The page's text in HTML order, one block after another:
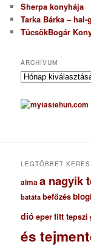
Sherpa konyhája
Tarka Bárka –
TücsökBogár
ARCHÍVUM
A
c
h
u
LEGTÖBBET
almaa nagyik
batáta befőzés
dió eperfitt tepszi
és